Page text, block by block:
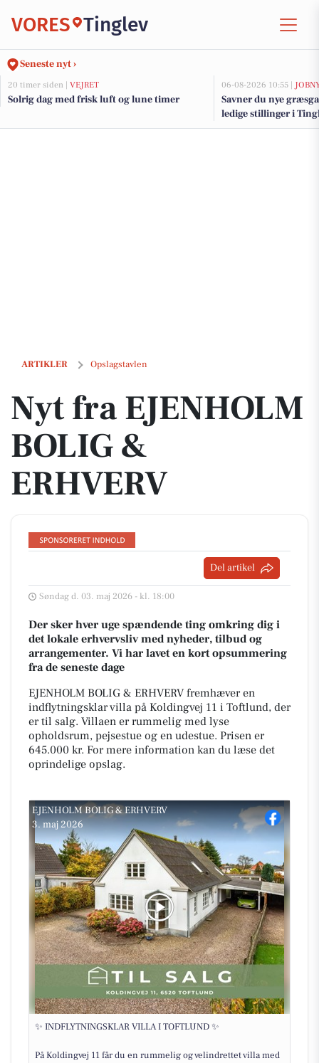
VORES Tinglev
Seneste nyt ›
20 timer siden | VEJRET
Solrig dag med frisk luft og lune timer
06-08-2026 10:55 |
Savner du nye
ledige stillinger i
ARTIKLER Opslagstavlen
Nyt fra EJENHOLM BOLIG & ERHVERV
Nyt fra EJENHOLM
BOLIG &
ERHVERV
Del artikel
Søndag d. 03. maj 2026 - kl. 18:00
Der sker hver uge spændende ting omkring dig i
det lokale erhvervsliv med nyheder, tilbud og
arrangementer. Vi har lavet en kort opsummering
fra de seneste dage
EJENHOLM BOLIG & ERHVERV fremhæver en
indflytningsklar villa på Koldingvej 11 i Toftlund, der
er til salg. Villaen er rummelig med lyse
opholdsrum, pejsestue og en udestue. Prisen er
645.000 kr. For mere information kan du læse det
oprindelige opslag.
EJENHOLM BOLIG & ERHVERV
3. maj 2026
✨ INDFLYTNINGSKLAR VILLA I TOFTLUND ✨
På Koldingvej 11 får du en rummelig og velindrettet villa med